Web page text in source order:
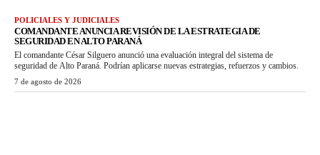
POLICIALES Y JUDICIALES
COMANDANTE ANUNCIA REVISIÓN DE LA ESTRATEGIA DE
SEGURIDAD EN ALTO PARANÁ
El comandante César Silguero anunció una evaluación integral del sistema de
seguridad de Alto Paraná. Podrían aplicarse nuevas estrategias, refuerzos y cambios.
7 de agosto de 2026